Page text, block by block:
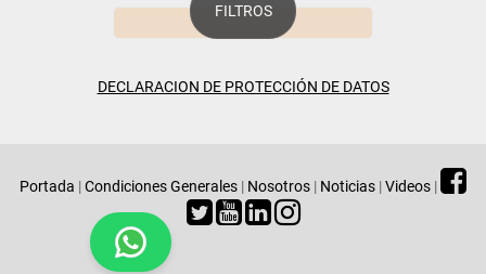
FILTROS
DECLARACION DE PROTECCIÓN DE DATOS
Portada |Condiciones Generales | Nosotros | Noticias |Videos |